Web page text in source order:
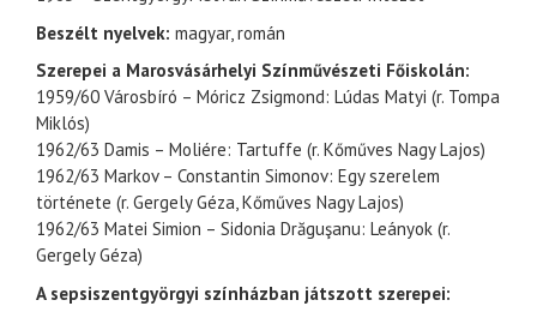
Beszélt nyelvek: magyar, román
Szerepei a Marosvásárhelyi Színművészeti Főiskolán:
1959/60 Városbíró – Móricz Zsigmond: Lúdas Matyi (r. Tompa
Miklós)
1962/63 Damis – Moliére: Tartuffe (r. Kőműves Nagy Lajos)
1962/63 Markov – Constantin Simonov: Egy szerelem
története (r. Gergely Géza, Kőműves Nagy Lajos)
1962/63 Matei Simion – Sidonia Drăguşanu: Leányok (r.
Gergely Géza)
A sepsiszentgyörgyi színházban játszott szerepei: